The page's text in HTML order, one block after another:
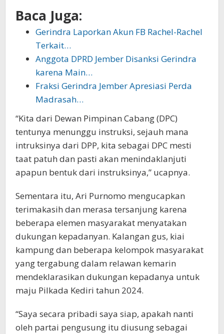
Baca Juga:
Gerindra Laporkan Akun FB Rachel-Rachel
Terkait…
Anggota DPRD Jember Disanksi Gerindra
karena Main…
Fraksi Gerindra Jember Apresiasi Perda
Madrasah…
“Kita dari Dewan Pimpinan Cabang (DPC)
tentunya menunggu instruksi, sejauh mana
intruksinya dari DPP, kita sebagai DPC mesti
taat patuh dan pasti akan menindaklanjuti
apapun bentuk dari instruksinya,” ucapnya.
Sementara itu, Ari Purnomo mengucapkan
terimakasih dan merasa tersanjung karena
beberapa elemen masyarakat menyatakan
dukungan kepadanyan. Kalangan gus, kiai
kampung dan beberapa kelompok masyarakat
yang tergabung dalam relawan kemarin
mendeklarasikan dukungan kepadanya untuk
maju Pilkada Kediri tahun 2024.
“Saya secara pribadi saya siap, apakah nanti
oleh partai pengusung itu diusung sebagai